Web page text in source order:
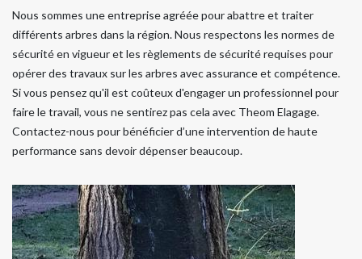
Nous sommes une entreprise agréée pour abattre et traiter
différents arbres dans la région. Nous respectons les normes de
sécurité en vigueur et les règlements de sécurité requises pour
opérer des travaux sur les arbres avec assurance et compétence.
Si vous pensez qu'il est coûteux d'engager un professionnel pour
faire le travail, vous ne sentirez pas cela avec Theom Elagage.
Contactez-nous pour bénéficier d’une intervention de haute
performance sans devoir dépenser beaucoup.